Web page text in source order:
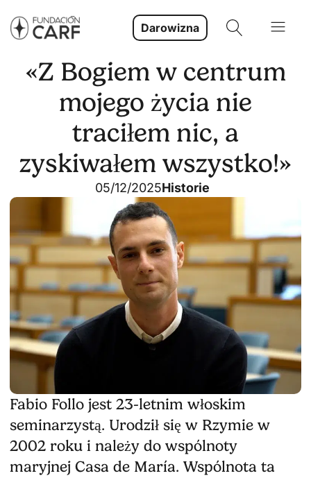
Darowizna
«Z Bogiem w centrum
mojego życia nie
traciłem nic, a
zyskiwałem wszystko!»
05/12/2025Historie
Fabio Follo jest 23-letnim włoskim
seminarzystą. Urodził się w Rzymie w
2002 roku i należy do wspólnoty
maryjnej Casa de María. Wspólnota ta